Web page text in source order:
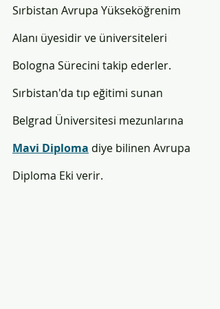
Sırbistan Avrupa Yükseköğrenim
Alanı üyesidir ve üniversiteleri
Bologna Sürecini takip ederler.
Sırbistan'da tıp eğitimi sunan
Belgrad Üniversitesi mezunlarına
Mavi Diploma diye bilinen Avrupa
Diploma Eki verir.